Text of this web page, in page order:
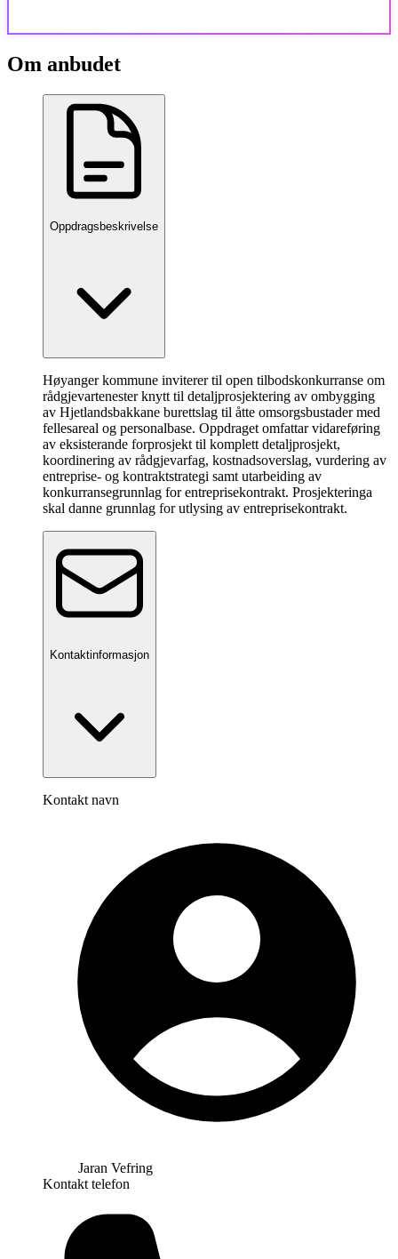
Om anbudet
Oppdragsbeskrivelse
Høyanger kommune inviterer til open tilbodskonkurranse om
rådgjevartenester knytt til detaljprosjektering av ombygging
av Hjetlandsbakkane burettslag til åtte omsorgsbustader med
fellesareal og personalbase. Oppdraget omfattar vidareføring
av eksisterande forprosjekt til komplett detaljprosjekt,
koordinering av rådgjevarfag, kostnadsoverslag, vurdering av
entreprise- og kontraktstrategi samt utarbeiding av
konkurransegrunnlag for entreprisekontrakt. Prosjekteringa
skal danne grunnlag for utlysing av entreprisekontrakt.
Kontaktinformasjon
Kontakt navn
Jaran Vefring
Kontakt telefon